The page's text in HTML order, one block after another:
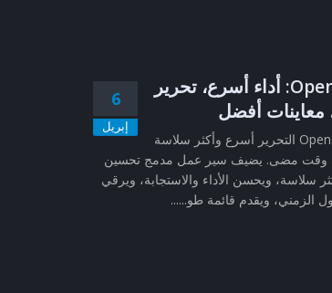
6
إبريل
OpenShot 3.5.1: أداء أسرع، تحرير
معاينات أفضل
يجعل OpenShot 3.5.1 التحرير أسرع وأكثر سلاسة
أي وقت مضى. يضيف سير عمل مدمج تحسين
سلاسة، ويحسن الأداء والاستجابة، ويرقي
الزمني، ويقدم قائمة طو......